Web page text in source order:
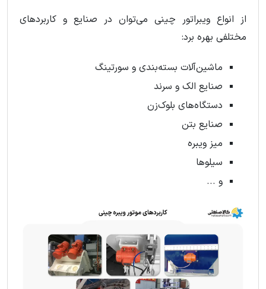
از انواع ویبراتور چینی می‌توان در صنایع و کاربردهای
مختلفی بهره برد:
ماشین‌آلات بسته‌بندی و سورتینگ
صنایع الک و سرند
دستگاه‌های بلوک‌زن
صنایع بتن
میز ویبره
سیلوها
و ...